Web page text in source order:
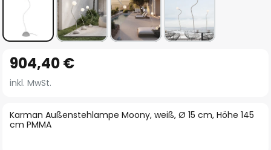
Anfang
der
springen
Karman Außenstehlampe Moony, weiß, Ø 15 cm, Höhe 145
cm PMMA
904,40 €
inkl. MwSt.